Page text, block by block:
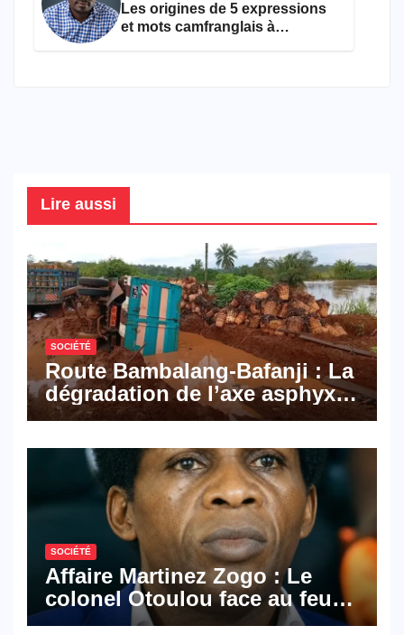
Les origines de 5 expressions
et mots camfranglais à
Lire aussi
SOCIÉTÉ
Route Bambalang-Bafanji : La
dégradation de l’axe asphyxie
les activités économiques
SOCIÉTÉ
Affaire Martinez Zogo : Le
colonel Otoulou face au feu
croisé des avocats de la